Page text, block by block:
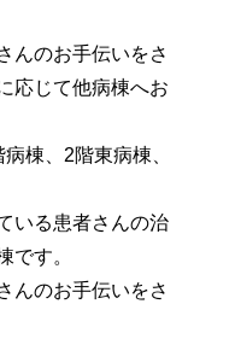
んのお手伝いをさ
応じて他病棟へお
棟、2階東病棟、
いる患者さんの治
です。
んのお手伝いをさ